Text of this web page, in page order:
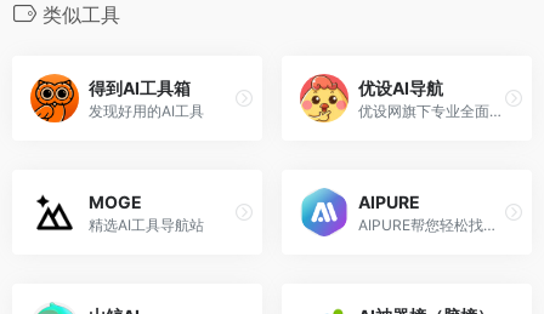
类似工具
得到AI工具箱
发现好用的AI工具
优设AI导航
优设网旗下专业全面的AI工具导航
MOGE
精选AI工具导航站
AIPURE
AIPURE帮您轻松找到2024年最佳AI工具